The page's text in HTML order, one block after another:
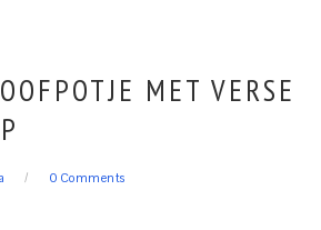
MET VERSE
0 Comments